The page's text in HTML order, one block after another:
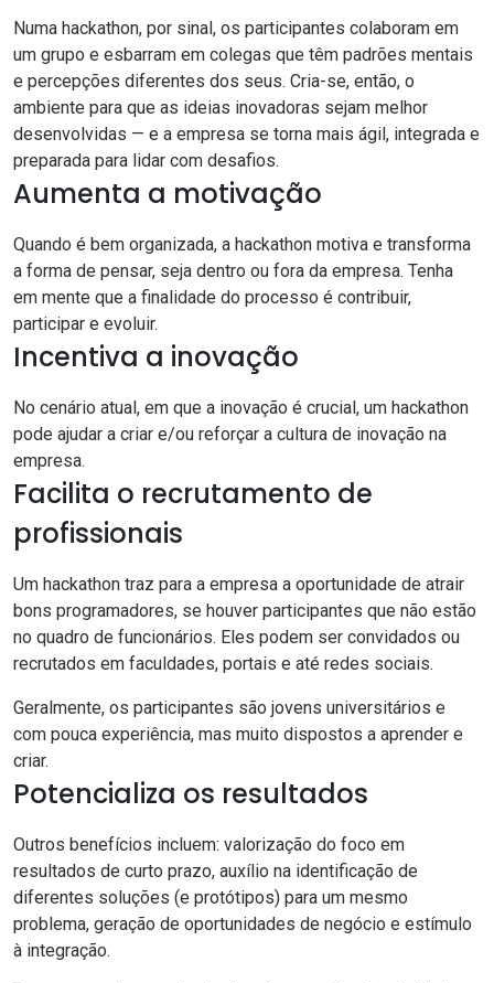
Numa hackathon, por sinal, os participantes colaboram em
um grupo e esbarram em colegas que têm padrões mentais
e percepções diferentes dos seus. Cria-se, então, o
ambiente para que as ideias inovadoras sejam melhor
desenvolvidas — e a empresa se torna mais ágil, integrada e
preparada para lidar com desafios.
Aumenta a motivação
Quando é bem organizada, a hackathon motiva e transforma
a forma de pensar, seja dentro ou fora da empresa. Tenha
em mente que a finalidade do processo é contribuir,
participar e evoluir.
Incentiva a inovação
No cenário atual, em que a inovação é crucial, um hackathon
pode ajudar a criar e/ou reforçar a cultura de inovação na
empresa.
Facilita o recrutamento de
profissionais
Um hackathon traz para a empresa a oportunidade de atrair
bons programadores, se houver participantes que não estão
no quadro de funcionários. Eles podem ser convidados ou
recrutados em faculdades, portais e até redes sociais.
Geralmente, os participantes são jovens universitários e
com pouca experiência, mas muito dispostos a aprender e
criar.
Potencializa os resultados
Outros benefícios incluem: valorização do foco em
resultados de curto prazo, auxílio na identificação de
diferentes soluções (e protótipos) para um mesmo
problema, geração de oportunidades de negócio e estímulo
à integração.